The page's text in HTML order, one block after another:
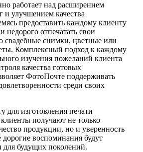
работает над расширением
и улучшением качества
предоставить каждому клиенту
недорого отпечатать свои
свадебные снимки, цветные или
Комплексный подход к каждому
изучения пожеланий клиента
качества готовых
ФотоПочте поддерживать
среди своих
изготовления печати
получают не только
продукции, но и уверенность
воспоминания будут
для будущих поколений.